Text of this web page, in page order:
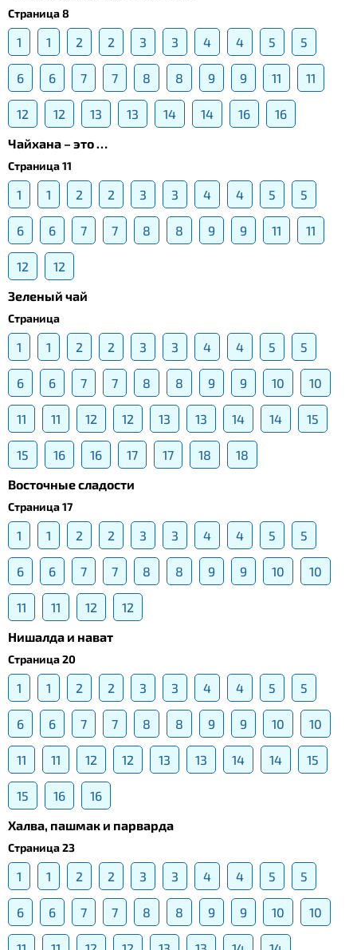
Страница 8
1 1 2 2 3 3 4 4 5 5
6 6 7 7 8 8 9 9 11 11
12 12 13 13 14 14 16
16
Чайхана – это …
Страница 11
1 1 2 2 3 3 4 4 5 5
6 6 7 7 8 8 9 9 11 11
12
12
Зеленый чай
Страница
1 1 2 2 3 3 4 4 5 5
6 6 7 7 8 8 9 9 10 10
11 11 12 12 13 13 14 14 15
15 16 16 17 17 18
18
Восточные сладости
Страница 17
1 1 2 2 3 3 4 4 5 5
6 6 7 7 8 8 9 9 10 10
11 11 12
12
Нишалда и нават
Страница 20
1 1 2 2 3 3 4 4 5 5
6 6 7 7 8 8 9 9 10 10
11 11 12 12 13 13 14 14 15
15 16
16
Халва, пашмак и парварда
Страница 23
1 1 2 2 3 3 4 4 5 5
6 6 7 7 8 8 9 9 10 10